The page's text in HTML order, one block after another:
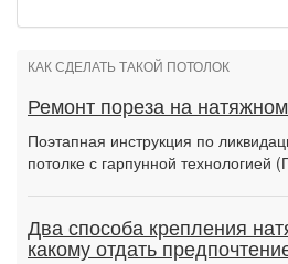
КАК СДЕЛАТЬ ТАКОЙ ПОТОЛОК
Ремонт пореза на
Поэтапная инструкция по
потолке с гарпунной технологией
Два способа крепления
какому отдать